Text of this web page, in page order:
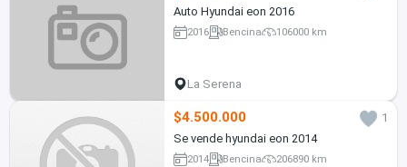
Auto Hyundai eon 2016
2016 Bencina 106000 km
La Serena
$4.500.000
1
Se vende hyundai eon 2014
2014 Bencina 206890 km